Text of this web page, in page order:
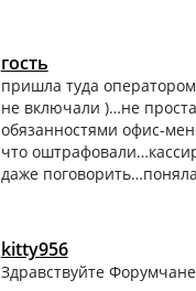
гость
пришла туда
не включали )…не
обязанностями офис-
что
даже
kitty956
Здравствуйте